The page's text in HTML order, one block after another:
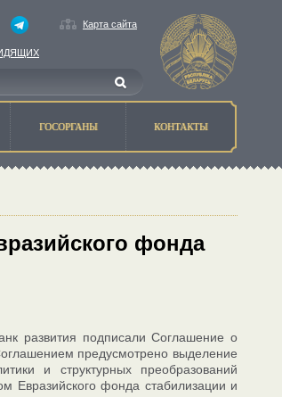
Карта сайта
ГОСОРГАНЫ КОНТАКТЫ
фонда
развития подписали Соглашение о
предусмотрено выделение
и структурных преобразований
Евразийского фонда стабилизации и